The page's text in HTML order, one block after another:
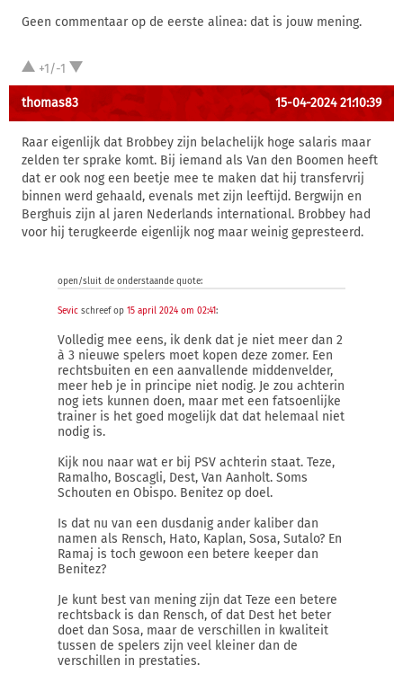
Geen commentaar op de eerste alinea: dat is jouw mening.
+1/-1
thomas83 15-04-2024 21:10:39
Raar eigenlijk dat Brobbey zijn belachelijk hoge salaris maar
zelden ter sprake komt. Bij iemand als Van den Boomen heeft
dat er ook nog een beetje mee te maken dat hij transfervrij
binnen werd gehaald, evenals met zijn leeftijd. Bergwijn en
Berghuis zijn al jaren Nederlands international. Brobbey had
voor hij terugkeerde eigenlijk nog maar weinig gepresteerd.
open/sluit de onderstaande quote:
Sevic schreef op 15 april 2024 om 02:41:
Volledig mee eens, ik denk dat je niet meer dan 2
à 3 nieuwe spelers moet kopen deze zomer. Een
rechtsbuiten en een aanvallende middenvelder,
meer heb je in principe niet nodig. Je zou achterin
nog iets kunnen doen, maar met een fatsoenlijke
trainer is het goed mogelijk dat dat helemaal niet
nodig is.
Kijk nou naar wat er bij PSV achterin staat. Teze,
Ramalho, Boscagli, Dest, Van Aanholt. Soms
Schouten en Obispo. Benitez op doel.
Is dat nu van een dusdanig ander kaliber dan
namen als Rensch, Hato, Kaplan, Sosa, Sutalo? En
Ramaj is toch gewoon een betere keeper dan
Benitez?
Je kunt best van mening zijn dat Teze een betere
rechtsback is dan Rensch, of dat Dest het beter
doet dan Sosa, maar de verschillen in kwaliteit
tussen de spelers zijn veel kleiner dan de
verschillen in prestaties.